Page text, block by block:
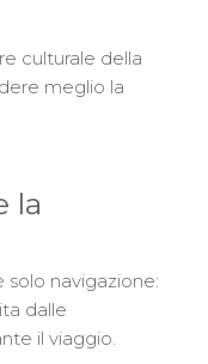
culturale della
meglio la
la
solo navigazione:
dalle
il viaggio.